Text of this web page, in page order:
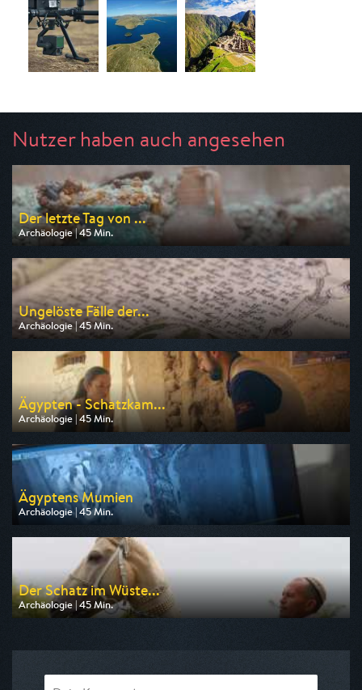
Nutzer haben auch angesehen
Der letzte Tag von ...
Archäologie | 45 Min.
Ausgestrahlt von 3sat
am 11.08.2026, 03:25
Ungelöste Fälle der...
Archäologie | 45 Min.
Ausgestrahlt von Phoenix
am 13.08.2026, 22:15
Ägypten - Schatzkam...
Archäologie | 45 Min.
Ausgestrahlt von ZDF info
am 12.08.2026, 21:45
Ägyptens Mumien
Archäologie | 45 Min.
Ausgestrahlt von ZDF info
am 12.08.2026, 22:30
Der Schatz im Wüste...
Archäologie | 45 Min.
Ausgestrahlt von ZDF info